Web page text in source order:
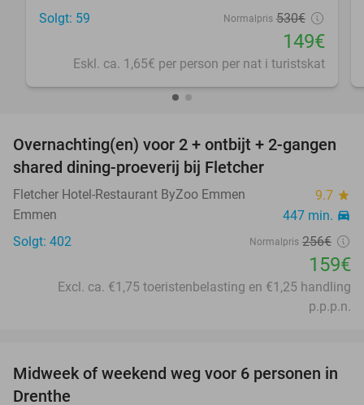
Solgt: 59 Normalpris 530€
149€
Eskl. ca. 1,65€ per person per nat i turistskat
38%
Overnachting(en) voor 2 + ontbijt + 2-gangen
shared dining-proeverij bij Fletcher
Fletcher Hotel-Restaurant ByZoo Emmen 9.7 star
Emmen 447 min. directions_car
Solgt: 402 Normalpris 256€
159€
Excl. ca. €1,75 toeristenbelasting en €1,25 handling
p.p.p.n.
Midweek of weekend weg voor 6 personen in
Drenthe